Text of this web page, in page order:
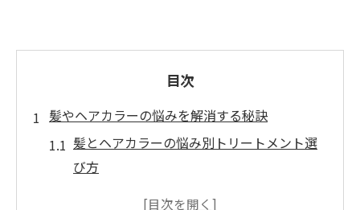
目次
髪やヘアカラーの悩みを解消する秘訣
髪とヘアカラーの悩み別トリートメント選
び方
トリートメントで髪質改善を叶える基本ポ